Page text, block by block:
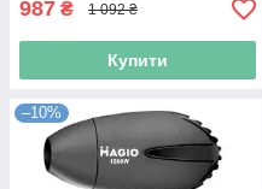
987 ₴ 1 092 ₴
Купити
–10%